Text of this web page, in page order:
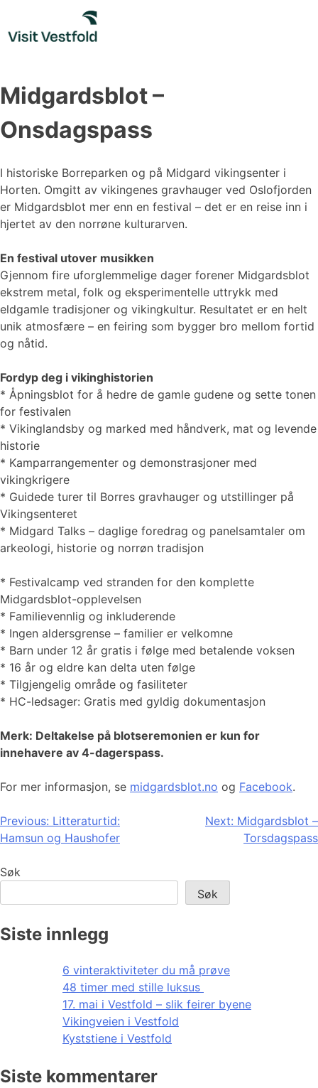
content
Midgardsblot –
Onsdagspass
I historiske Borreparken og på Midgard vikingsenter i
Horten. Omgitt av vikingenes gravhauger ved Oslofjorden
er Midgardsblot mer enn en festival – det er en reise inn i
hjertet av den norrøne kulturarven.
En festival utover musikken
Gjennom fire uforglemmelige dager forener Midgardsblot
ekstrem metal, folk og eksperimentelle uttrykk med
eldgamle tradisjoner og vikingkultur. Resultatet er en helt
unik atmosfære – en feiring som bygger bro mellom fortid
og nåtid.
Fordyp deg i vikinghistorien
* Åpningsblot for å hedre de gamle gudene og sette tonen
for festivalen
* Vikinglandsby og marked med håndverk, mat og levende
historie
* Kamparrangementer og demonstrasjoner med
vikingkrigere
* Guidede turer til Borres gravhauger og utstillinger på
Vikingsenteret
* Midgard Talks – daglige foredrag og panelsamtaler om
arkeologi, historie og norrøn tradisjon
* Festivalcamp ved stranden for den komplette
Midgardsblot-opplevelsen
* Familievennlig og inkluderende
* Ingen aldersgrense – familier er velkomne
* Barn under 12 år gratis i følge med betalende voksen
* 16 år og eldre kan delta uten følge
* Tilgjengelig område og fasiliteter
* HC-ledsager: Gratis med gyldig dokumentasjon
Merk: Deltakelse på blotseremonien er kun for
innehavere av 4-dagerspass.
For mer informasjon, se midgardsblot.no og Facebook.
Innleggsnavigasjon
Previous: Litteraturtid:
Hamsun og Haushofer
Next: Midgardsblot –
Torsdagspass
Søk
Søk
Siste innlegg
6 vinteraktiviteter du må prøve
48 timer med stille luksus
17. mai i Vestfold – slik feirer byene
Vikingveien i Vestfold
Kyststiene i Vestfold
Siste kommentarer